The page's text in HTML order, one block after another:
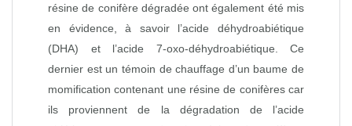
résine de conifère dégradée ont également été mis
en évidence, à savoir l’acide déhydroabiétique
(DHA) et l’acide 7-oxo-déhydroabiétique. Ce
dernier est un témoin de chauffage d’un baume de
momification contenant une résine de conifères car
ils proviennent de la dégradation de l’acide